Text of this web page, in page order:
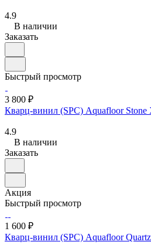
4.9
В наличии
Заказать
Быстрый просмотр
3 800 ₽
Кварц-винил (SPC) Aquafloor
4.9
В наличии
Заказать
Акция
Быстрый просмотр
1 600 ₽
Кварц-винил (SPC) Aquafloor